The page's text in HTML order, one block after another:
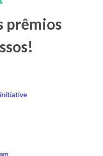
prêmios